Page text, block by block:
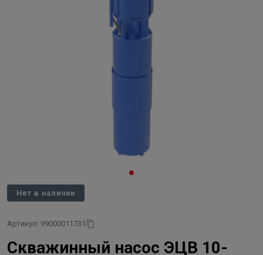
Нет в наличии
Артикул: 99000011731
Скважинный насос ЭЦВ 10-